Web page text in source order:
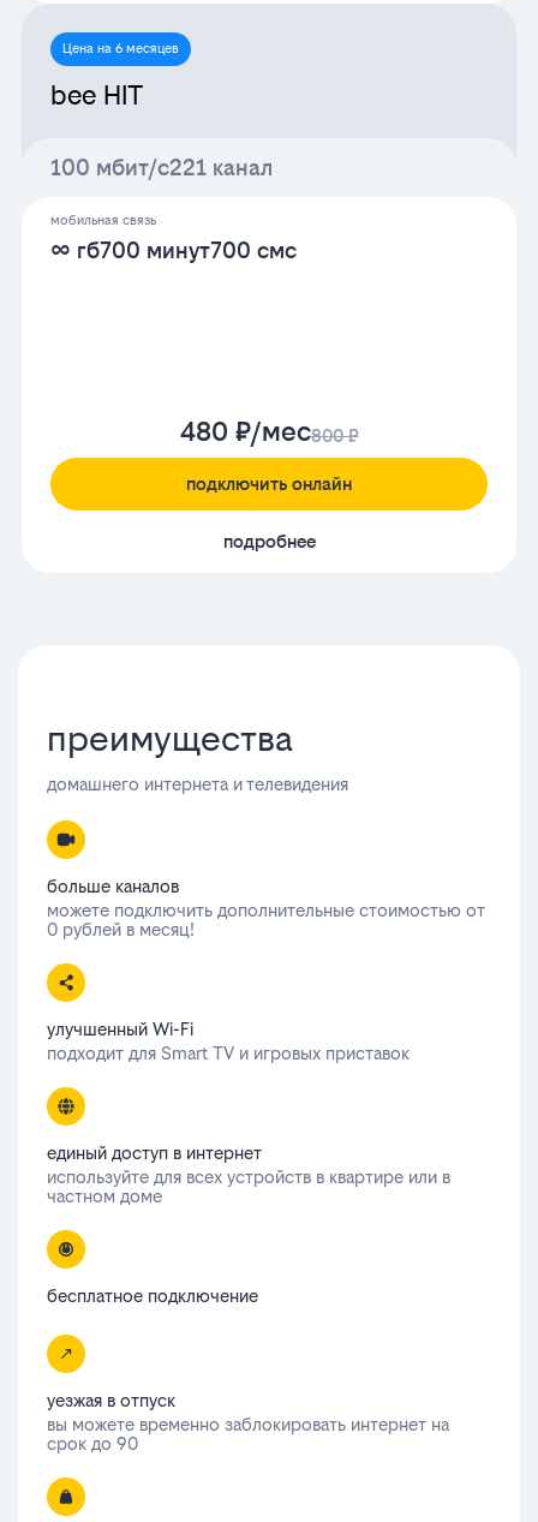
Цена на 6 месяцев
bee HIT
100 мбит/с221 канал
мобильная связь
∞ гб700 минут700 смс
480 ₽/мес800 ₽
подключить онлайн
подробнее
преимущества
домашнего интернета и телевидения
больше каналов
можете подключить дополнительные стоимостью от
0 рублей в месяц!
улучшенный Wi-Fi
подходит для Smart TV и игровых приставок
единый доступ в интернет
используйте для всех устройств в квартире или в
частном доме
бесплатное подключение
уезжая в отпуск
вы можете временно заблокировать интернет на
срок до 90